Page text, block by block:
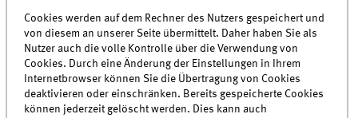
Cookies werden auf dem Rechner des Nutzers gespeichert und
von diesem an unserer Seite übermittelt. Daher haben Sie als
Nutzer auch die volle Kontrolle über die Verwendung von
Cookies. Durch eine Änderung der Einstellungen in Ihrem
Internetbrowser können Sie die Übertragung von Cookies
deaktivieren oder einschränken. Bereits gespeicherte Cookies
können jederzeit gelöscht werden. Dies kann auch